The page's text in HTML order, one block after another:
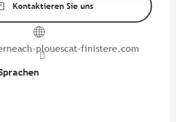
Kontaktieren Sie uns
plouescat-finistere.com